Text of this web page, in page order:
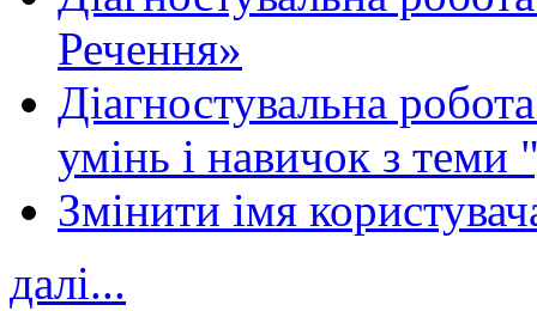
Речення»
Діагностувальна
умінь і навичок з теми
Змінити імя
далі...